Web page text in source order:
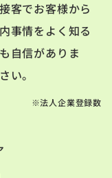
客でお客様から
事情をよく知る
自信がありま
い。
※法人企業登録数